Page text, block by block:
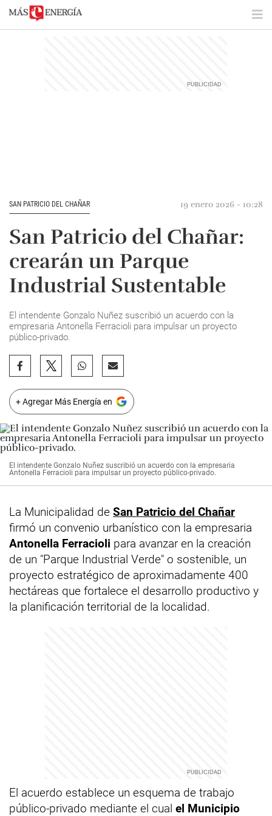
SAN PATRICIO DEL CHAÑAR 19 enero 2026 - 10:28
San Patricio del Chañar:
crearán un Parque
Industrial Sustentable
El intendente Gonzalo Nuñez suscribió un acuerdo con la
empresaria Antonella Ferracioli para impulsar un proyecto
público-privado.
+ Agregar Más Energía en
El intendente Gonzalo Nuñez suscribió un acuerdo con la empresaria
Antonella Ferracioli para impulsar un proyecto público-privado.
La Municipalidad de San Patricio del Chañar
firmó un convenio urbanístico con la empresaria
Antonella Ferracioli para avanzar en la creación
de un "Parque Industrial Verde" o sostenible, un
proyecto estratégico de aproximadamente 400
hectáreas que fortalece el desarrollo productivo y
la planificación territorial de la localidad.
El acuerdo establece un esquema de trabajo
público-privado mediante el cual el Municipio